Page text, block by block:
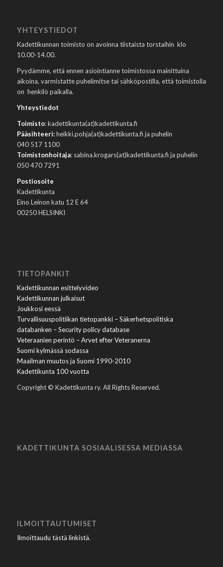
YHTEYSTIEDOT
Kadettikunnan toimisto on avoinna tiistaista torstaihin klo
10.00-14.00.
Pyydämme, että ennen asiointianne toimistossa mainittuina
aikoina, varmistatte puhelimitse tai sähköpostilla, että toimistolla
on henkilö paikalla.
Yhteystiedot
Toimisto: kadettikunta(at)kadettikunta.fi
Pääsihteeri:heikki.pohja(at)kadettikunta.fi ja puhelin
040 517 1100
Toimistonhoitaja: sabina.krogars(at)kadettikunta.fi ja puhelin
050 470 7291
Postiosoite
Kadettikunta
Eino Leinon katu 12 E 64
00250 HELSINKI
TIETOPANKIT
Kadettikunnan esittelyvideo
Kadettikunnan julkaisut
Joukkosi eessä
Turvallisuuspolitiikan tietopankki – Säkerhetspolitiska
databanken – Security policy database
Veteraanien perintö – Arvet efter Veteranerna
Suomi kylmässä sodassa
Maailman muutos ja Suomi 1990-2010
Kadettikunta 100 vuotta
Copyright © Kadettikunta ry. All Rights Reserved.
KADETTIKUNTA SOSIAALISESSA MEDIASSA
ILMOITTAUTUMISET
Ilmoittaudu tästä linkistä.